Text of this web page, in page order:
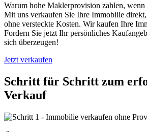
Warum hohe Maklerprovision zahlen, wenn
Mit uns verkaufen Sie Ihre Immobilie
ohne versteckte Kosten. Wir kaufen Ihre
Fordern Sie jetzt Ihr persönliches
sich überzeugen!
Jetzt verkaufen
Schritt für Schritt zum
Verkauf